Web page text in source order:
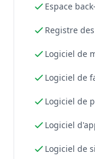
Espace
Registre
Logiciel de
Logiciel de
Logiciel de
Logiciel
Logiciel de